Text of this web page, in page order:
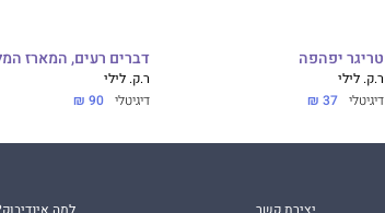
טריגר יפהפה
ר.ק. לילי
דיגיטלי 37 ₪
דברים רעים, המארז
ר.ק. לילי
דיגיטלי 90 ₪